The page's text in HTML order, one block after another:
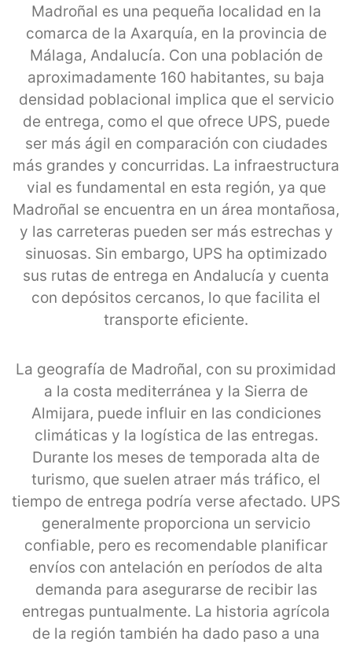
Madroñal es una pequeña localidad en la
comarca de la Axarquía, en la provincia de
Málaga, Andalucía. Con una población de
aproximadamente 160 habitantes, su baja
densidad poblacional implica que el servicio
de entrega, como el que ofrece UPS, puede
ser más ágil en comparación con ciudades
más grandes y concurridas. La infraestructura
vial es fundamental en esta región, ya que
Madroñal se encuentra en un área montañosa,
y las carreteras pueden ser más estrechas y
sinuosas. Sin embargo, UPS ha optimizado
sus rutas de entrega en Andalucía y cuenta
con depósitos cercanos, lo que facilita el
transporte eficiente.
La geografía de Madroñal, con su proximidad
a la costa mediterránea y la Sierra de
Almijara, puede influir en las condiciones
climáticas y la logística de las entregas.
Durante los meses de temporada alta de
turismo, que suelen atraer más tráfico, el
tiempo de entrega podría verse afectado. UPS
generalmente proporciona un servicio
confiable, pero es recomendable planificar
envíos con antelación en períodos de alta
demanda para asegurarse de recibir las
entregas puntualmente. La historia agrícola
de la región también ha dado paso a una